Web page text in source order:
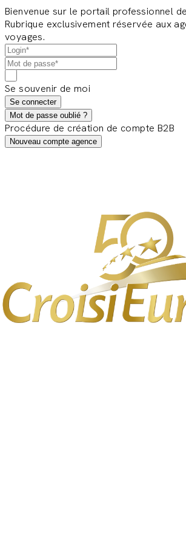
Bienvenue sur le portail professionnel
Rubrique exclusivement réservée aux
voyages.
Se souvenir de moi
Se connecter
Mot de passe oublié ?
Procédure de création de compte B2B
Nouveau compte agence